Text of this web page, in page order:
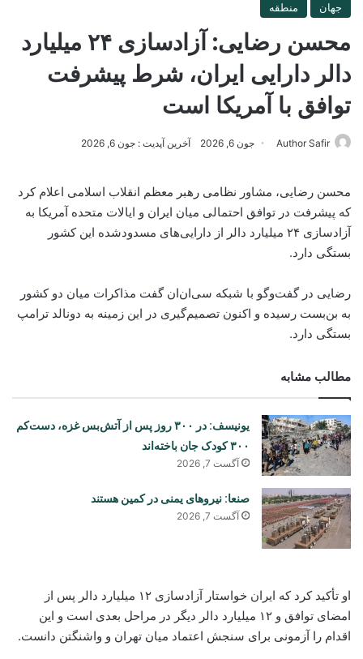
جهان منطقه
محسن رضایی: آزادسازی ۲۴ میلیارد
دالر دارایی ایران، شرط پیشرفت
توافق با آمریکا است
Author Safir جون 6, 2026 آخرین آپدیت : جون 6, 2026
محسن رضایی، مشاور نظامی رهبر معظم انقلاب اسلامی اعلام کرد
که پیشرفت در توافق احتمالی میان ایران و ایالات متحده آمریکا به
آزادسازی ۲۴ میلیارد دالر از دارایی‌های مسدودشده این کشور
بستگی دارد.
رضایی در گفت‌وگو با شبکه سی‌ان‌ان گفت مذاکرات میان دو کشور
به بن‌بست رسیده و اکنون تصمیم‌گیری در این زمینه به دونالد ترامپ
بستگی دارد.
مطالب مشابه
یونیسف: در ۳۰۰ روز پس از آتش‌بس غزه، دست‌کم
۳۰۰ کودک جان باخته‌اند
آگست 7, 2026
صنعا: نیروهای یمنی در کمین هستند
آگست 7, 2026
او تأکید کرد که ایران خواستار آزادسازی ۱۲ میلیارد دالر پس از
امضای توافق و ۱۲ میلیارد دالر دیگر در مراحل بعدی است و این
اقدام را آزمونی برای سنجش اعتماد میان تهران و واشنگتن دانست.